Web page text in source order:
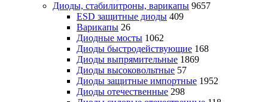
Диоды, стабилитроны, варикапы 9657
ESD защитные диоды 409
Варикапы 26
Диодные мосты 1062
Диоды быстродействующие 168
Диоды выпрямительные 1869
Диоды высоковольтные 57
Диоды защитные импортные 1952
Диоды отечественные 298